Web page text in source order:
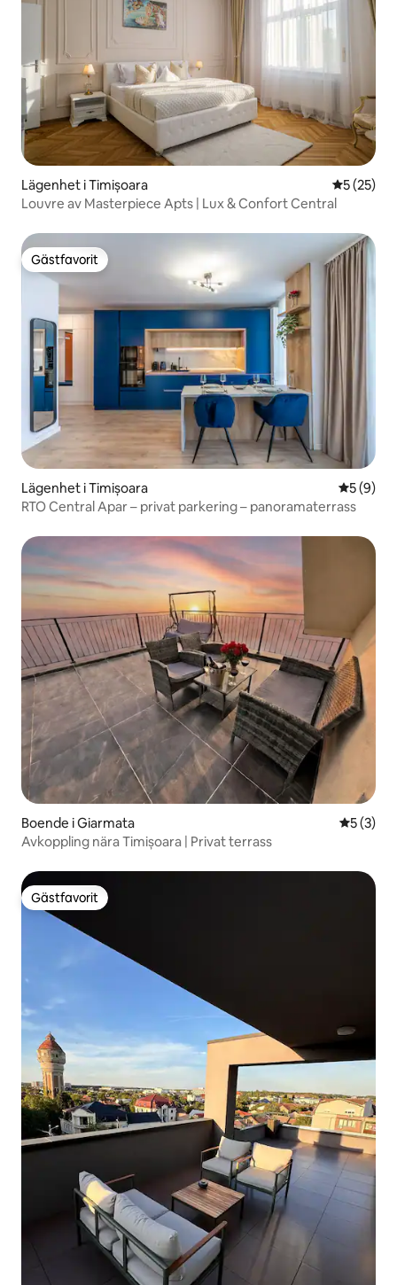
Lägenhet i Timișoara 5 av 5 i
5 (25)
Louvre av Masterpiece Apts | Lux & Confort Central
Gästfavorit
Gästfavorit
Lägenhet i Timișoara 5 av 5 i
5 (9)
RTO Central Apar – privat parkering – panoramaterrass
Boende i Giarmata 5 av 5 i
5 (3)
Avkoppling nära Timișoara | Privat terrass
Gästfavorit
Gästfavorit